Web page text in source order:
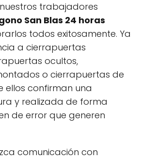
trabajadores
San Blas 24 horas
todos exitosamente. Ya
a cierrapuertas
ocultos,
o cierrapuertas de
ellos confirman una
y realizada de forma
de error que generen
comunicación con